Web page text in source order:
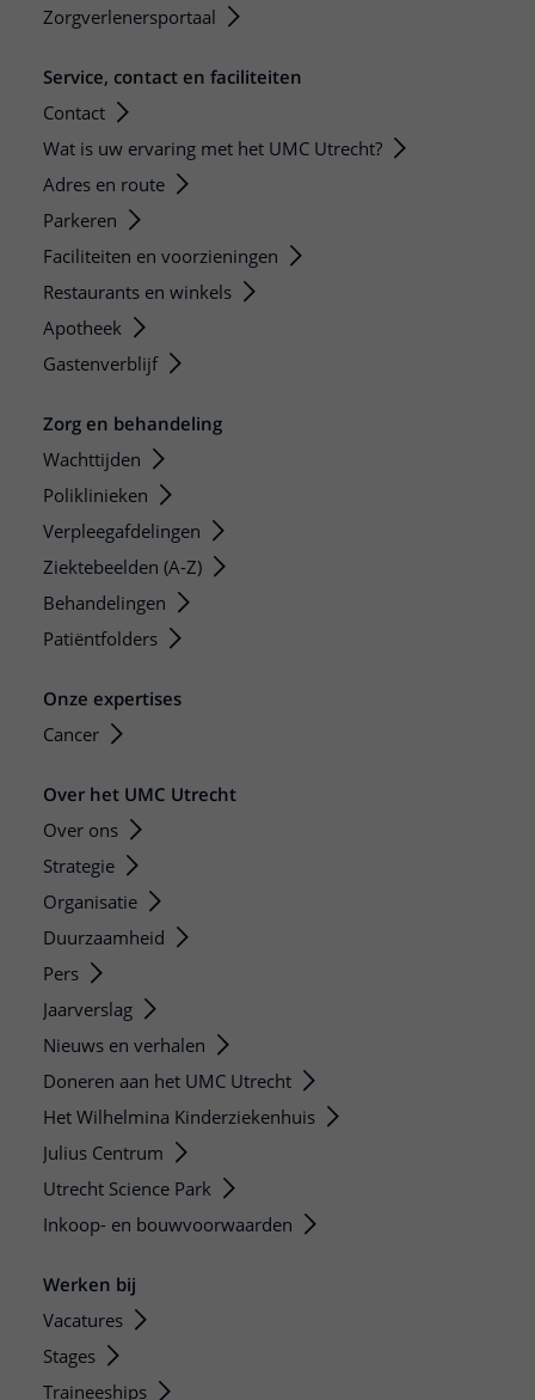
Zorgverlenersportaal
Service, contact en faciliteiten
Contact
Wat is uw ervaring met het UMC Utrecht?
Adres en route
Parkeren
Faciliteiten en voorzieningen
Restaurants en winkels
Apotheek
Gastenverblijf
Zorg en behandeling
Wachttijden
Poliklinieken
Verpleegafdelingen
Ziektebeelden (A-Z)
Behandelingen
Patiëntfolders
Onze expertises
Cancer
Over het UMC Utrecht
Over ons
Strategie
Organisatie
Duurzaamheid
Pers
Jaarverslag
Nieuws en verhalen
Doneren aan het UMC Utrecht
Het Wilhelmina Kinderziekenhuis
Julius Centrum
Utrecht Science Park
Inkoop- en bouwvoorwaarden
Werken bij
Vacatures
Stages
Traineeships